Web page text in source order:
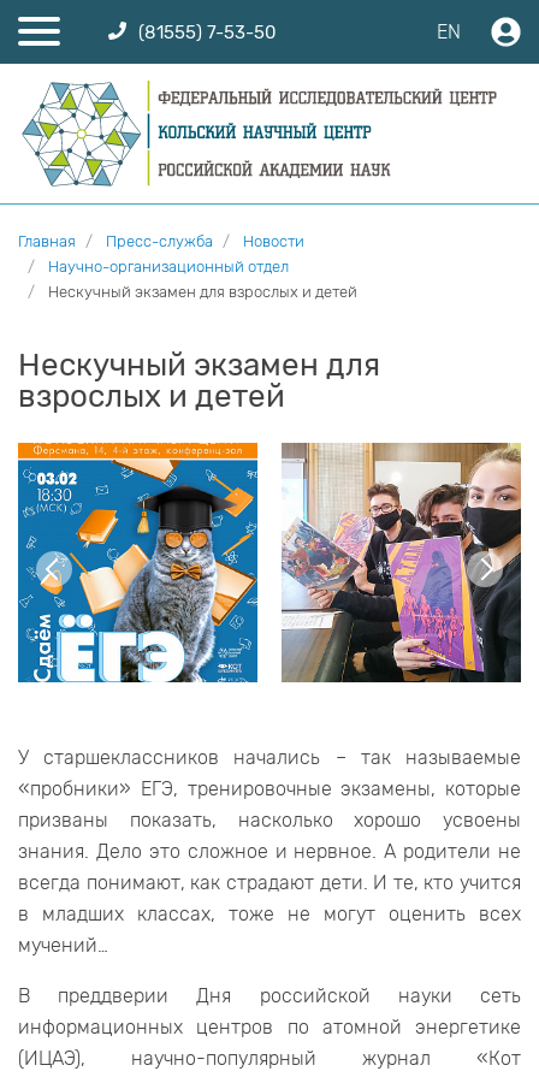
(81555) 7-53-50 EN
Главная Пресс-служба
Новости
Научно-организационный отдел
Нескучный экзамен для взрослых и детей
Нескучный экзамен для
взрослых и детей
У старшеклассников начались – так называемые
«пробники» ЕГЭ, тренировочные экзамены, которые
призваны показать, насколько хорошо усвоены
знания. Дело это сложное и нервное. А родители не
всегда понимают, как страдают дети. И те, кто учится
в младших классах, тоже не могут оценить всех
мучений…
В преддверии Дня российской науки сеть
информационных центров по атомной энергетике
(ИЦАЭ), научно-популярный журнал «Кот